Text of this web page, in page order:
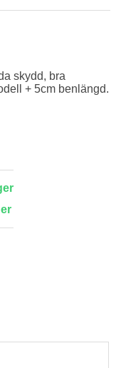
skydd, bra
+ 5cm benlängd.